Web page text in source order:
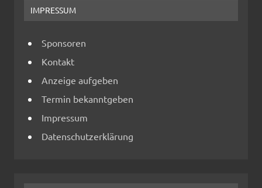
IMPRESSUM
Sponsoren
Kontakt
Anzeige aufgeben
Termin bekanntgeben
Impressum
Datenschutzerklärung